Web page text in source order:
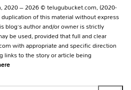
2020 – 2026 © telugubucket.com, (2020-
of this material without express
author and/or owner is strictly
be used, provided that full and clear
with appropriate and specific direction
to the story or article being